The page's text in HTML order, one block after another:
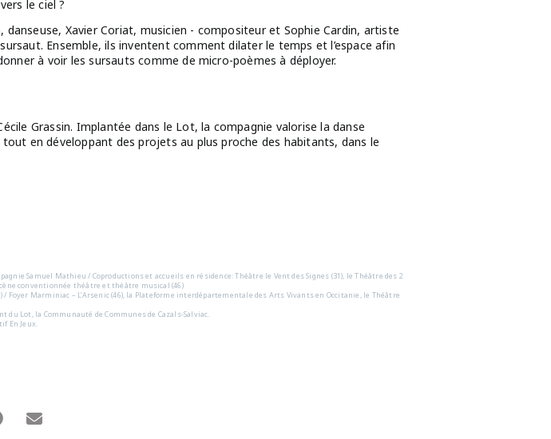
le ciel ?
Xavier Coriat, musicien - compositeur et Sophie Cardin, artiste
Ensemble, ils inventent comment dilater le temps et l’espace afin
à voir les sursauts comme de micro-poèmes à déployer.
Grassin. Implantée dans le Lot, la compagnie valorise la danse
en développant des projets au plus proche des habitants, dans le
Samuel Mathieu / Coproductions et accueils en résidence: Théâtre le Vent des Signes (31), le Théâtre des 2
conventionnée théâtre et théâtre musical (46)
Marminiac – L’Arsenic (46), la Plateforme interdépartementale des Arts Vivants en Occitanie, le Théâtre
du Lot, la Communauté de Communes de Cazals-Salviac.
En Jeux.